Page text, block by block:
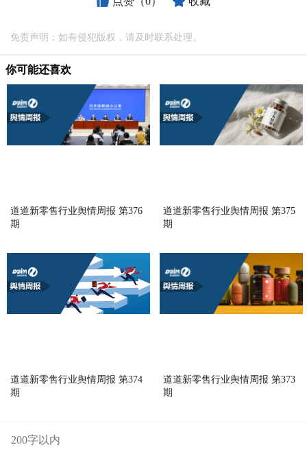
免责声明：如有侵犯版权，请及时联系处理。
你可能还喜欢
道道新零售行业舆情周报 第376
期
道道新零售行业舆情周报 第375
期
道道新零售行业舆情周报 第374
期
道道新零售行业舆情周报 第373
期